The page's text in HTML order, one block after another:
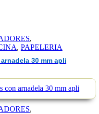
,
, PAPELERIA
30 mm apli
,